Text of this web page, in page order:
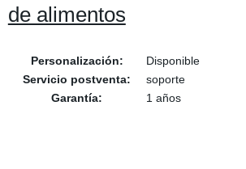
de alimentos
Personalización:
Disponible
Servicio postventa:
soporte
Garantía:
1 años